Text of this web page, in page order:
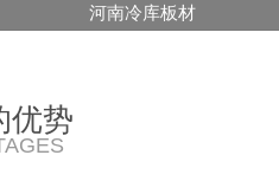
河南冷库板材
优势